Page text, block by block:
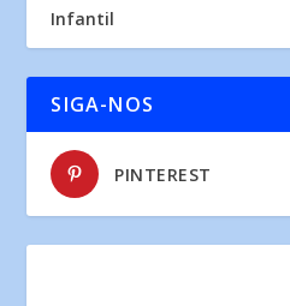
Infantil
SIGA-NOS
PINTEREST